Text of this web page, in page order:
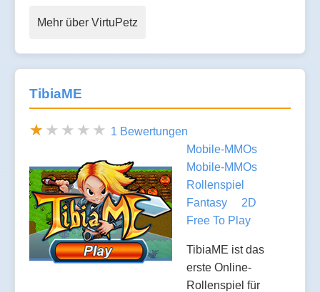
Mehr über VirtuPetz
TibiaME
1 Bewertungen
Mobile-MMOs
Mobile-MMOs
Rollenspiel
Fantasy
2D
Free To Play
TibiaME ist das
erste Online-
Rollenspiel für